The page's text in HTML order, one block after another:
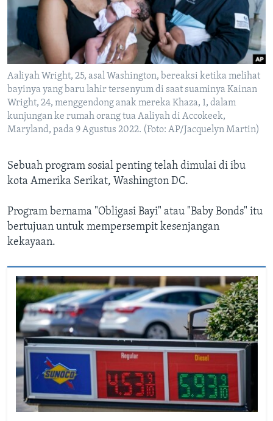
Aaliyah Wright, 25, asal Washington, bereaksi ketika melihat
bayinya yang baru lahir tersenyum di saat suaminya Kainan
Wright, 24, menggendong anak mereka Khaza, 1, dalam
kunjungan ke rumah orang tua Aaliyah di Accokeek,
Maryland, pada 9 Agustus 2022. (Foto: AP/Jacquelyn Martin)
Sebuah program sosial penting telah dimulai di ibu
kota Amerika Serikat, Washington DC.
Program bernama "Obligasi Bayi" atau "Baby Bonds" itu
bertujuan untuk mempersempit kesenjangan
kekayaan.